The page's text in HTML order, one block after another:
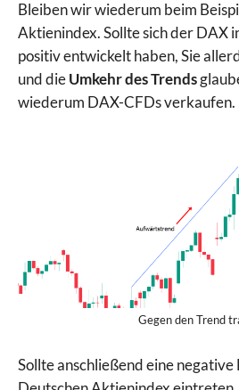
Bleiben wir wiederum beim
Aktienindex. Sollte sich der DAX
positiv entwickelt haben, Sie
und dieUmkehr des Trends
wiederum DAX-CFDs verkaufen.
Gegen den Trend
Sollte anschließend eine